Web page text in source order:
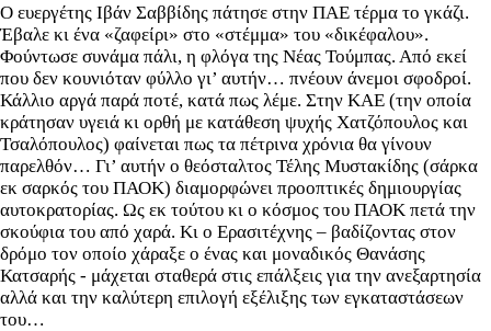
Ο ευεργέτης Ιβάν Σαββίδης πάτησε στην ΠΑΕ τέρμα το γκάζι.
Έβαλε κι ένα «ζαφείρι» στο «στέμμα» του «δικέφαλου».
Φούντωσε συνάμα πάλι, η φλόγα της Νέας Τούμπας. Από εκεί
που δεν κουνιόταν φύλλο γι’ αυτήν… πνέουν άνεμοι σφοδροί.
Κάλλιο αργά παρά ποτέ, κατά πως λέμε. Στην ΚΑΕ (την οποία
κράτησαν υγειά κι ορθή με κατάθεση ψυχής Χατζόπουλος και
Τσαλόπουλος) φαίνεται πως τα πέτρινα χρόνια θα γίνουν
παρελθόν… Γι’ αυτήν ο θεόσταλτος Τέλης Μυστακίδης (σάρκα
εκ σαρκός του ΠΑΟΚ) διαμορφώνει προοπτικές δημιουργίας
αυτοκρατορίας. Ως εκ τούτου κι ο κόσμος του ΠΑΟΚ πετά την
σκούφια του από χαρά. Κι ο Ερασιτέχνης – βαδίζοντας στον
δρόμο τον οποίο χάραξε ο ένας και μοναδικός Θανάσης
Κατσαρής - μάχεται σταθερά στις επάλξεις για την ανεξαρτησία
αλλά και την καλύτερη επιλογή εξέλιξης των εγκαταστάσεων
του…